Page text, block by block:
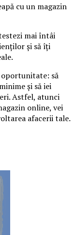
cu un magazin
mai întâi
și să îți
oportunitate: să
și să iei
Astfel, atunci
online, vei
afacerii tale.